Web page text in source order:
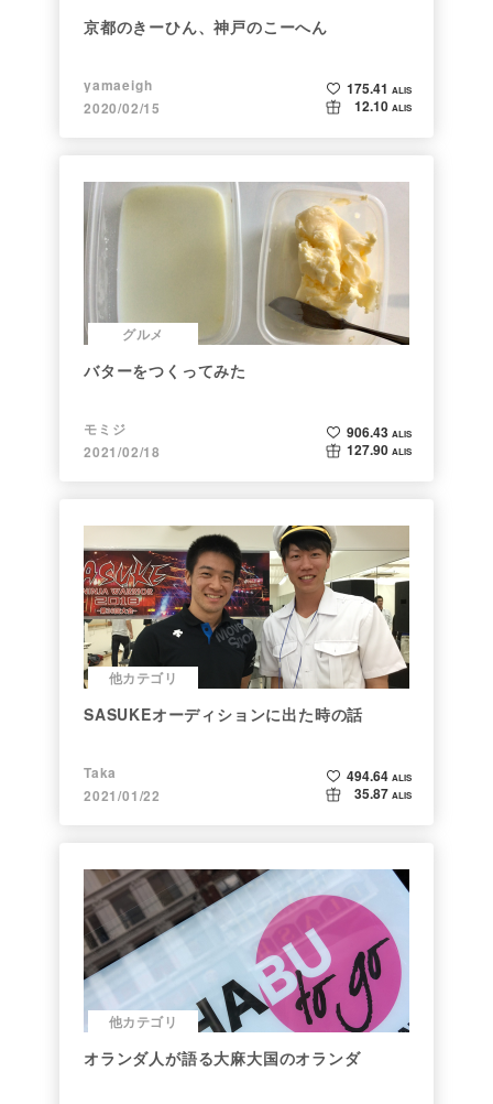
京都のきーひん、神戸のこーへん
yamaeigh
2020/02/15
175.41 ALIS
12.10 ALIS
グルメ
バターをつくってみた
モミジ
2021/02/18
906.43 ALIS
127.90 ALIS
他カテゴリ
SASUKEオーディションに出た時の話
Taka
2021/01/22
494.64 ALIS
35.87 ALIS
他カテゴリ
オランダ人が語る大麻大国のオランダ